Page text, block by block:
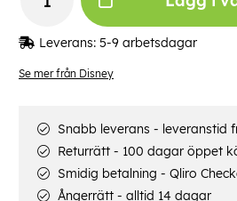
Se mer från Disney
Leverans: 5-9 arbetsdagar
Snabb leverans - leveranstid
Returrätt - 100 dagar öppet
Smidig betalning - Qliro
Ångerrätt - alltid 14 dagar